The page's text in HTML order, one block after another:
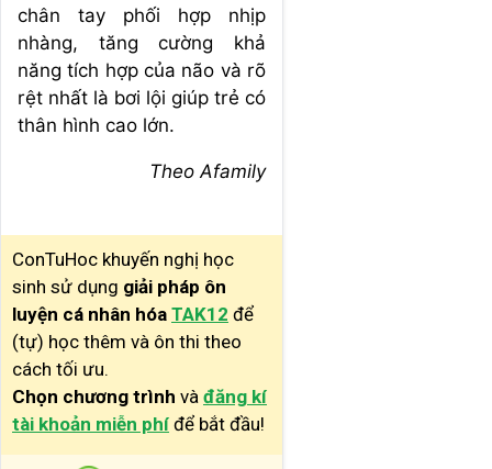
chân tay phối hợp nhịp
nhàng, tăng cường khả
năng tích hợp của não và rõ
rệt nhất là bơi lội giúp trẻ có
thân hình cao lớn.
Theo Afamily
ConTuHoc khuyến nghị học
sinh sử dụng giải pháp ôn
luyện cá nhân hóa TAK12 để
(tự) học thêm và ôn thi theo
cách tối ưu.
Chọn chương trình và đăng kí
tài khoản miễn phí để bắt đầu!